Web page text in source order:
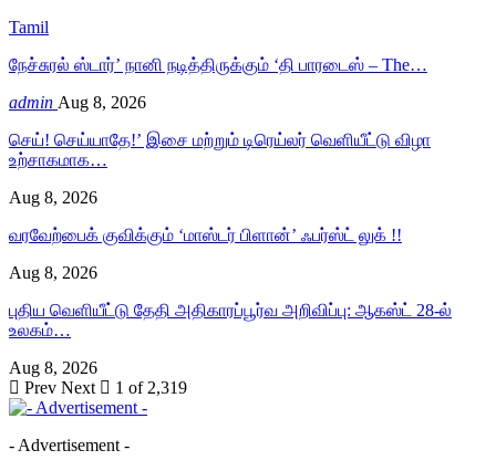
Tamil
நேச்சுரல் ஸ்டார்’ நானி நடித்திருக்கும் ‘தி பாரடைஸ் – The…
admin Aug 8, 2026
செய்! செய்யாதே!’ இசை மற்றும் டிரெய்லர் வெளியீட்டு விழா
உற்சாகமாக…
Aug 8, 2026
வரவேற்பைக் குவிக்கும் ‘மாஸ்டர் பிளான்’ ஃபர்ஸ்ட் லுக் !!
Aug 8, 2026
புதிய வெளியீட்டு தேதி அதிகாரப்பூர்வ அறிவிப்பு: ஆகஸ்ட் 28-ல்
உலகம்…
Aug 8, 2026
Prev Next 1 of 2,319
- Advertisement -